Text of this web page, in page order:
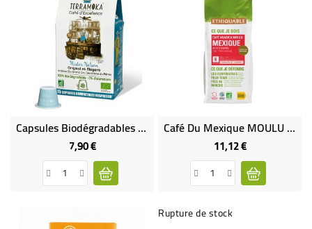
Capsules Biodégradables De Café Bio NELSON (décaféiné) X15
7,90 €Prix
Café Du Mexique MOULU Bio & Équitable
11,12 €Prix
Rupture de stock